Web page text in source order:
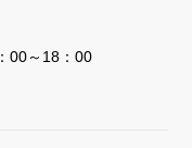
00～18：00